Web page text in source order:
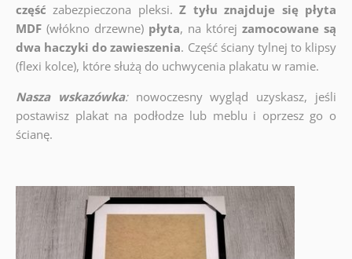
część zabezpieczona pleksi. Z tyłu znajduje się płyta
MDF (włókno drzewne) płyta, na której zamocowane są
dwa haczyki do zawieszenia. Część ściany tylnej to klipsy
(flexi kolce), które służą do uchwycenia plakatu w ramie.
Nasza wskazówka:nowoczesny wygląd uzyskasz, jeśli
postawisz plakat na podłodze lub meblu i oprzesz go o
ścianę.